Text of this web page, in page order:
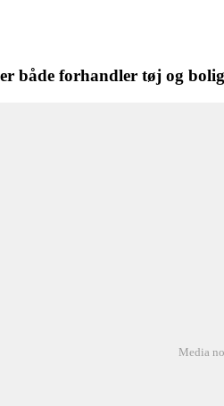
både forhandler tøj og
Media